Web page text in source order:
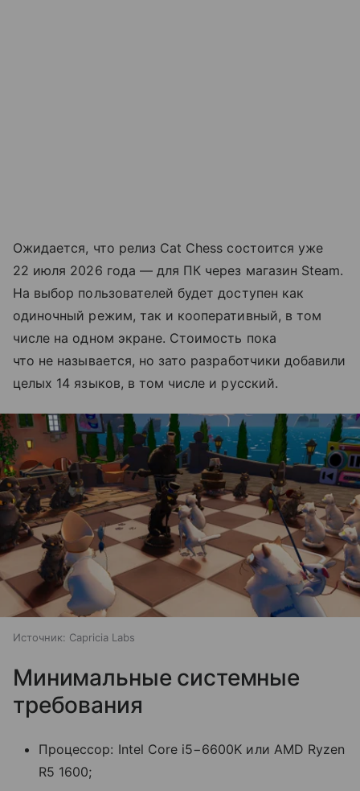
Ожидается, что релиз Cat Chess состоится уже
22 июля 2026 года — для ПК через магазин Steam.
На выбор пользователей будет доступен как
одиночный режим, так и кооперативный, в том
числе на одном экране. Стоимость пока
что не называется, но зато разработчики добавили
целых 14 языков, в том числе и русский.
Источник: Capricia Labs
Минимальные системные
требования
Процессор: Intel Core i5−6600K или AMD Ryzen
R5 1600;